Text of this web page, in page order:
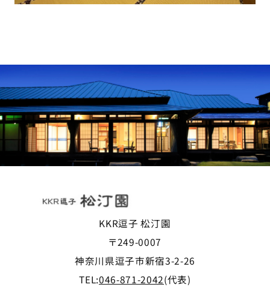
KKR逗子 松汀園
〒249-0007
神奈川県逗子市新宿3-2-26
TEL:046-871-2042(代表)